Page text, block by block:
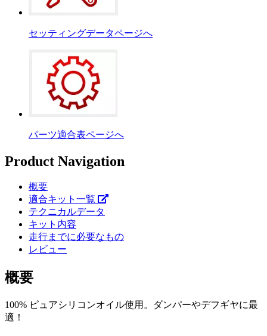
セッティングデータページへ
パーツ適合表ページへ
Product Navigation
概要
適合キット一覧
テクニカルデータ
キット内容
走行までに必要なもの
レビュー
概要
100% ピュアシリコンオイル使用。ダンパーやデフギヤに最
適！